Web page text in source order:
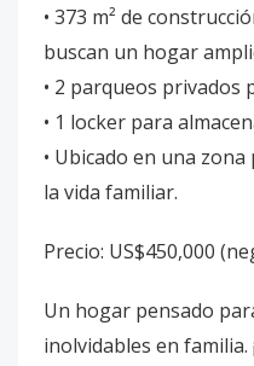
• 373 m² de
buscan un hogar
• 2 parqueos privados
• 1 locker para
• Ubicado en una
la vida familiar.
Precio: US$450,000
Un hogar pensado
inolvidables en familia.